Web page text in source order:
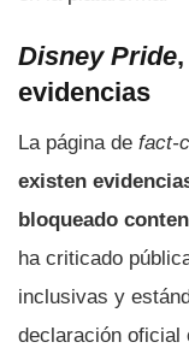
Disney Pride
evidencias
La página de fact-
existen
bloqueado
ha criticado
inclusivas y
declaración oficial